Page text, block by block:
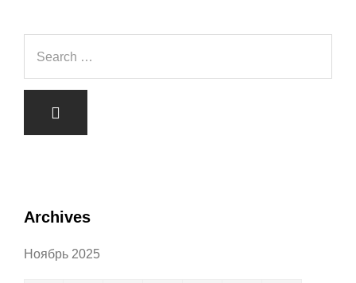
Archives
Ноябрь 2025